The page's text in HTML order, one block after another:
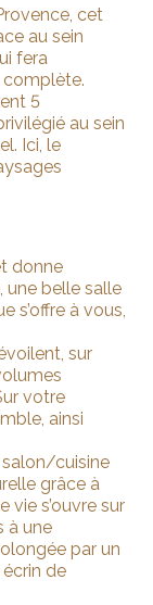
cet
au sein
fera
complète.
5
au sein
Ici, le
donne
une belle salle
s’offre à vous,
sur
votre
ainsi
salon/cuisine
grâce à
vie s’ouvre sur
à une
par un
de